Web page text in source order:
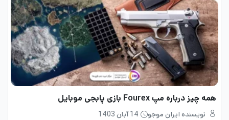
همه چیز درباره مپ Fourex بازی پابجی موبایل
نویسنده ایران موجو
14 آبان 1403